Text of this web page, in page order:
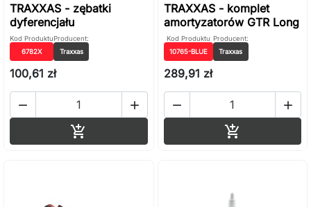
TRAXXAS - zębatki
dyferencjału
Kod Produktu
6782X
Producent:
Traxxas
100,61 zł
 

TRAXXAS - komplet
amortyzatorów GTR Long
Kod Produktu
10765-BLUE
Producent:
Traxxas
289,91 zł
 
